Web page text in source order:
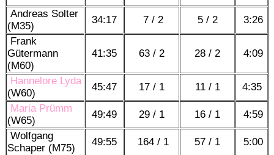
Andreas Solter
(M35)
34:17 7 / 2 5 / 2
3:26
Frank
Gütermann
(M60)
41:35 63 / 2 28 / 2 4:09
Hannelore Lyda
(W60)
45:47 17 / 1 11 / 1
4:35
Maria Prümm
(W65)
49:49 29 / 1 16 / 1
4:59
Wolfgang
Schaper (M75)
49:55 164 / 1 57 / 1
5:00